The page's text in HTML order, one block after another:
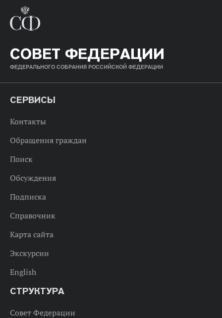
СОВЕТ ФЕДЕРАЦИИ
ФЕДЕРАЛЬНОГО СОБРАНИЯ РОССИЙСКОЙ ФЕДЕРАЦИИ
СЕРВИСЫ
Контакты
Обращения граждан
Поиск
Обсуждения
Подписка
Справочник
Карта сайта
Экскурсии
English
СТРУКТУРА
Совет Федерации